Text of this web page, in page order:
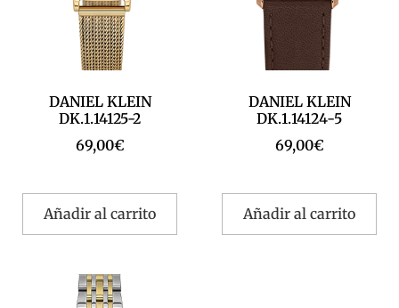
DANIEL KLEIN
DK.1.14125-2
69,00€
Añadir al carrito
DANIEL KLEIN
DK.1.14124-5
69,00€
Añadir al carrito